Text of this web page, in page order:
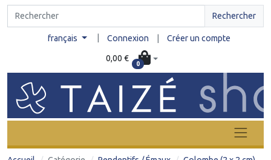
Rechercher
français Connexion Créer un compte
0,00 €
0